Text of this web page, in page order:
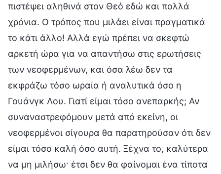
πιστέψει αληθινά στον Θεό εδώ και πολλά
χρόνια. Ο τρόπος που μιλάει είναι πραγματικά
το κάτι άλλο! Αλλά εγώ πρέπει να σκεφτώ
αρκετή ώρα για να απαντήσω στις ερωτήσεις
των νεοφερμένων, και όσα λέω δεν τα
εκφράζω τόσο ωραία ή αναλυτικά όσο η
Γουάνγκ Λου. Γιατί είμαι τόσο ανεπαρκής; Αν
συναναστρεφόμουν μετά από εκείνη, οι
νεοφερμένοι σίγουρα θα παρατηρούσαν ότι δεν
είμαι τόσο καλή όσο αυτή. Ξέχνα το, καλύτερα
να μη μιλήσω· έτσι δεν θα φαίνομαι ένα τίποτα